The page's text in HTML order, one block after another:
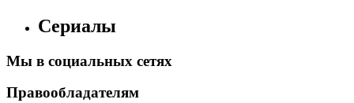
Сериалы
Мы в социальных сетях
Правообладателям